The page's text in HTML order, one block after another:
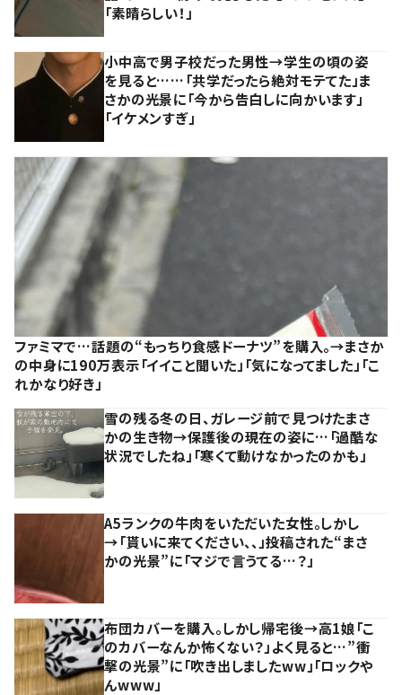
「素晴らしい！」
小中高で男子校だった男性→学生の頃の姿
を見ると……「共学だったら絶対モテてた」ま
さかの光景に「今から告白しに向かいます」
「イケメンすぎ」
ファミマで…話題の“もっちり食感ドーナツ”を購入。→まさか
の中身に190万表示「イイこと聞いた」「気になってました」「こ
れかなり好き」
雪の残る冬の日、ガレージ前で見つけたまさ
かの生き物→保護後の現在の姿に…「過酷な
状況でしたね」「寒くて動けなかったのかも」
A5ランクの牛肉をいただいた女性。しかし
→「貰いに来てください、、」投稿された“まさ
かの光景”に「マジで言うてる…？」
布団カバーを購入。しかし帰宅後→高1娘「こ
のカバーなんか怖くない？」よく見ると…”衝
撃の光景”に「吹き出しましたww」「ロックや
んwww」